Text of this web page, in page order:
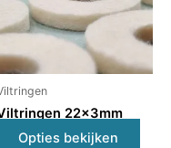
22x3mm
Opties bekijken
Deze
optie
kan